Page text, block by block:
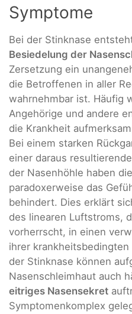
Symptome
Bei der Stinknase
Besiedelung der
Zersetzung ein
die Betroffenen in aller
wahrnehmbar ist. Häufig
Angehörige und andere
die Krankheit
Bei einem starken
einer daraus
der Nasenhöhle haben
paradoxerweise das
behindert. Dies erklärt
des linearen Luftstroms,
vorherrscht, in einen
ihrer
der Stinknase können
Nasenschleimhaut auch
eitriges Nasensekret
Symptomenkomplex